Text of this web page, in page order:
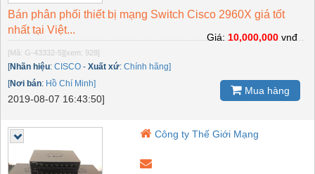
Bán phân phối thiết bị mạng Switch Cisco 2960X giá tốt
nhất tại Việt...
[Mã: G-43332-5] [xem: 928]
[Nhãn hiệu: CISCO - Xuất xứ: Chính hãng]
[Nơi bán: Hồ Chí Minh]
2019-08-07 16:43:50]
Giá:10,000,000vnđ
Mua hàng
Công ty Thế Giới Mạng